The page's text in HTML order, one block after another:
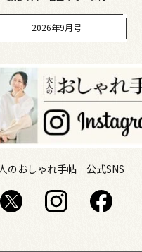
2026年9月号
のおしゃれ手帖 公式SNS